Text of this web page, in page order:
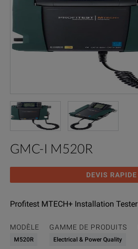
GMC-I M520R
DEVIS RAPIDE
Profitest MTECH+ Installation Tester
MODÈLE
M520R
GAMME DE PRODUITS
Electrical & Power Quality